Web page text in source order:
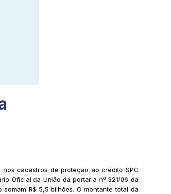
cadastros de proteção ao crédito SPC
Oficial da União da portaria nº 321/06 da
R$ 5,5 bilhões. O montante total da